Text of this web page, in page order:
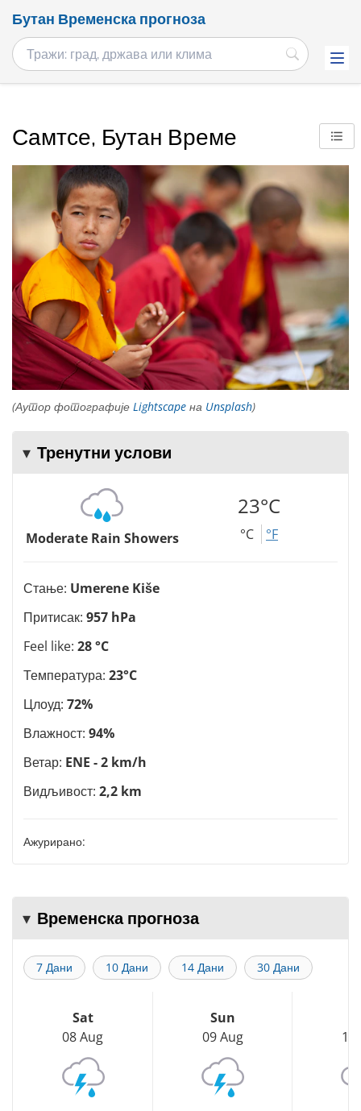
Бутан Временска прогноза
Самтсе, Бутан Време
(Аутор фотографије Lightscape на Unsplash)
Тренутни услови
Moderate Rain Showers
23°C
°C °F
Стање: Umerene Kiše
Притисак: 957 hPa
Feel like: 28 °C
Температура: 23°C
Цлоуд: 72%
Влажност: 94%
Ветар: ENE - 2 km/h
Видљивост: 2,2 km
Ажурирано:
Временска прогноза
7 Дани 10 Дани 14 Дани 30 Дани
Sat
08 Aug
Sun
09 Aug
10